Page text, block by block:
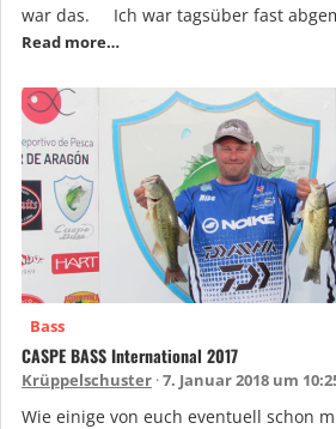
war das. Ich war tagsüber fast
Read more…
Bass
CASPE BASS International 2017
Krüppelschuster 7. Januar 2018 um
Wie einige von euch eventuell schon